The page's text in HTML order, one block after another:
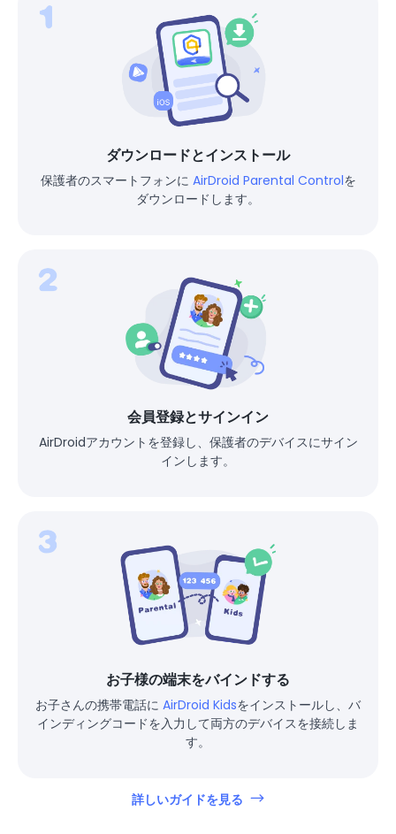
ダウンロードとインストール
保護者のスマートフォンに AirDroid Parental Controlを
ダウンロードします。
会員登録とサインイン
AirDroidアカウントを登録し、保護者のデバイスにサイン
インします。
お子様の端末をバインドする
お子さんの携帯電話に AirDroid Kidsをインストールし、バ
インディングコードを入力して両方のデバイスを接続しま
す。
詳しいガイドを見る